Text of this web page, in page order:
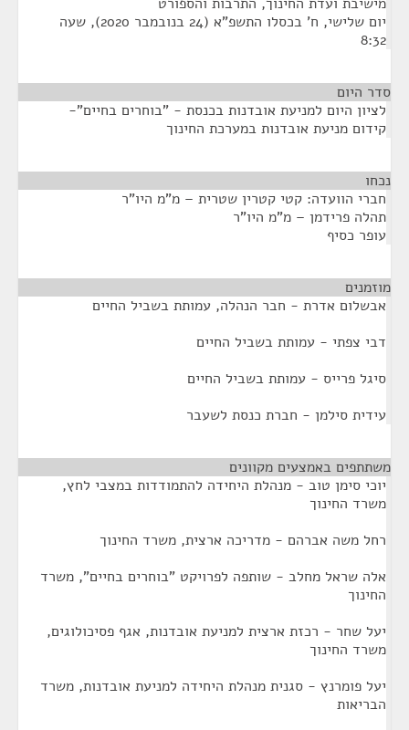
יום שלישי, ח' בכסלו התשפ"א (24 בנובמבר 2020), שעה
8:32
סדר היום
לציון היום למניעת אובדנות בכנסת - "בוחרים בחיים"-
קידום מניעת אובדנות במערכת החינוך
נכחו
חברי הוועדה: קטי קטרין שטרית – מ"מ היו"ר
תהלה פרידמן – מ"מ היו"ר
עופר כסיף
מוזמנים
אבשלום אדרת - חבר הנהלה, עמותת בשביל החיים
דבי צפתי - עמותת בשביל החיים
סיגל פרייס - עמותת בשביל החיים
עידית סילמן - חברת כנסת לשעבר
משתתפים באמצעים מקוונים
יוכי סימן טוב - מנהלת היחידה להתמודדות במצבי לחץ,
משרד החינוך
רחל משה אברהם - מדריכה ארצית, משרד החינוך
אלה שראל מחלב - שותפה לפרויקט "בוחרים בחיים", משרד
החינוך
יעל שחר - רכזת ארצית למניעת אובדנות, אגף פסיכולוגים,
משרד החינוך
יעל פומרנץ - סגנית מנהלת היחידה למניעת אובדנות, משרד
הבריאות